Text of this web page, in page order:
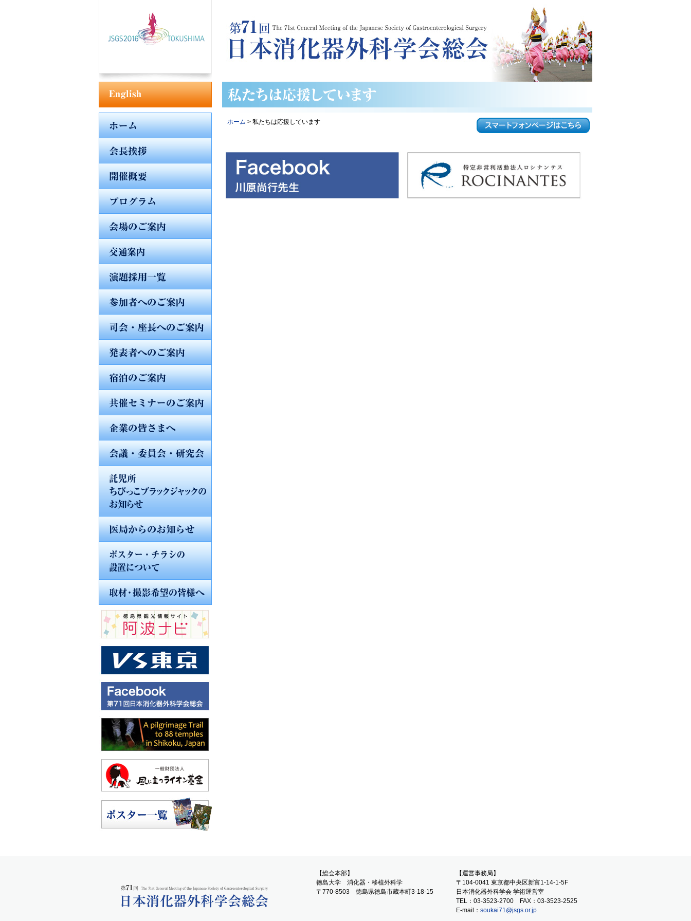
ホーム > 私たちは応援しています
【総会本部】
徳島大学 消化器・移植外科学
〒770-8503 徳島県徳島市蔵本町3-18-15
【運営事務局】
〒104-0041 東京都中央区新富1-14-1-5F
日本消化器外科学会 学術運営室
TEL：03-3523-2700 FAX：03-3523-2525
E-mail： soukai71@jsgs.or.jp